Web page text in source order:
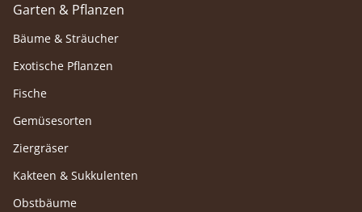
Garten & Pflanzen
Bäume & Sträucher
Exotische Pflanzen
Fische
Gemüsesorten
Ziergräser
Kakteen & Sukkulenten
Obstbäume